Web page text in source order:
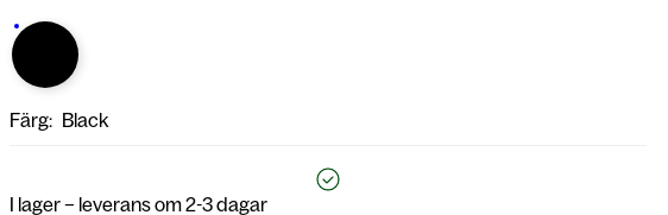
Färg: Black
I lager – leverans om 2-3 dagar